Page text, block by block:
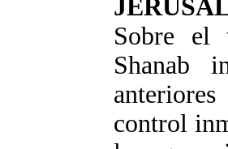
Sobre el
Shanab
control